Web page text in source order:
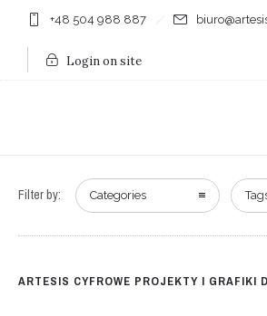
+48 504 988 887
Login on site
Filter by: Categories
ARTESIS CYFROWE PROJEKTY I GRAFIKI